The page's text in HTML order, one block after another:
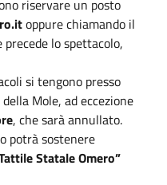
riservare un posto
oppure chiamando il
precede lo spettacolo,
si tengono presso
della Mole, ad eccezione
, che sarà annullato.
potrà sostenere
Statale Omero”